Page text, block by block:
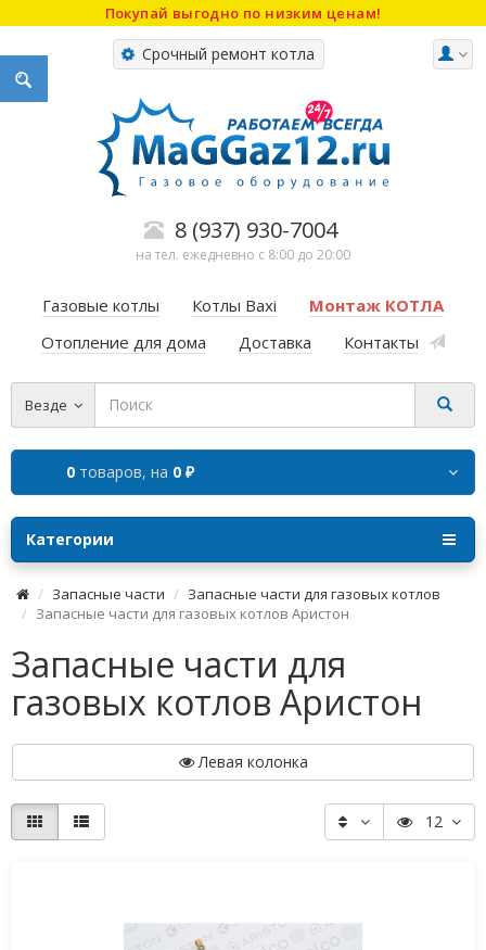
Покупай выгодно по низким ценам!
Срочный ремонт котла
8 (937) 930-7004
на тел. ежедневно с 8:00 до 20:00
Газовые котлы Котлы Baxi
Монтаж КОТЛА
Отопление для дома
Доставка Контакты
Везде
0 товаров, на 0 ₽
Категории
Запасные части
Запасные части для газовых котлов
Запасные части для газовых котлов Аристон
Запасные части для
газовых котлов Аристон
Левая колонка
12